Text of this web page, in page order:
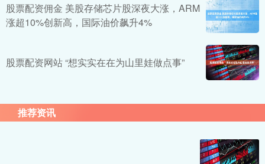
股票配资佣金 美股存储芯片股深夜大涨，ARM
涨超10%创新高，国际油价飙升4%
股票配资网站 “想实实在在为山里娃做点事”
推荐资讯